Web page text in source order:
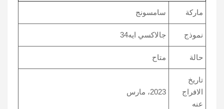
ماركة سامسونج
نموذج جالاكسي ايه34
حالة متاح
تاريخ
الافراج
عنه
2023، مارس